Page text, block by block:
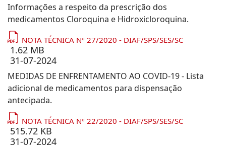
Informações a respeito da prescrição dos
medicamentos Cloroquina e Hidroxicloroquina.
NOTA TÉCNICA Nº 27/2020 - DIAF/SPS/SES/SC
1.62 MB
31-07-2024
MEDIDAS DE ENFRENTAMENTO AO COVID-19 - Lista
adicional de medicamentos para dispensação
antecipada.
NOTA TÉCNICA Nº 22/2020 - DIAF/SPS/SES/SC
515.72 KB
31-07-2024